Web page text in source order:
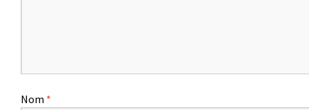
Nom *